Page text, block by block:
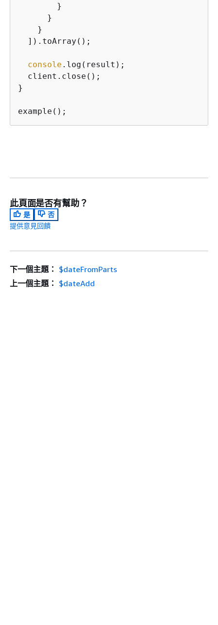
        }
      }
    }
  ]).toArray();
console .log(result);
  client.close();
}
example();
此頁面是否有幫助？
是
否
提供意見回饋
下一個主題： $dateFromParts
上一個主題： $dateAdd